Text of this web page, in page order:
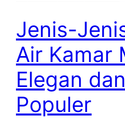
Jenis-
Air Kamar
Elegan dan
Populer